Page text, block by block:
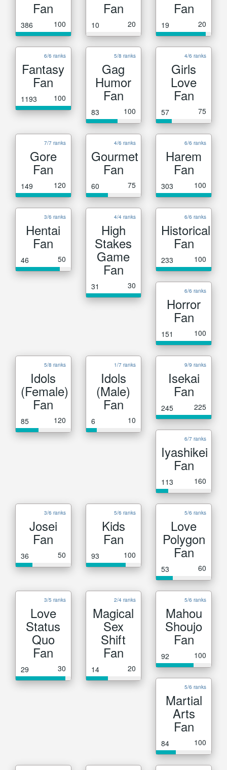
Fan
386 100
Fan
10 20
Fan
19 20
6/6 ranks
Fantasy
Fan
1193 100
5/8 ranks
Gag
Humor
Fan
83 100
4/6 ranks
Girls
Love
Fan
57 75
7/7 ranks
Gore
Fan
149 120
4/6 ranks
Gourmet
Fan
60 75
6/6 ranks
Harem
Fan
303 100
3/6 ranks
Hentai
Fan
46 50
4/4 ranks
High
Stakes
Game
Fan
31 30
6/6 ranks
Historical
Fan
233 100
6/6 ranks
Horror
Fan
151 100
5/8 ranks
Idols
(Female)
Fan
85 120
1/7 ranks
Idols
(Male)
Fan
6 10
9/9 ranks
Isekai
Fan
245 225
6/7 ranks
Iyashikei
Fan
113 160
3/6 ranks
Josei
Fan
36 50
5/6 ranks
Kids
Fan
93 100
5/6 ranks
Love
Polygon
Fan
53 60
3/5 ranks
Love
Status
Quo
Fan
29 30
2/4 ranks
Magical
Sex
Shift
Fan
14 20
5/6 ranks
Mahou
Shoujo
Fan
92 100
5/6 ranks
Martial
Arts
Fan
84 100